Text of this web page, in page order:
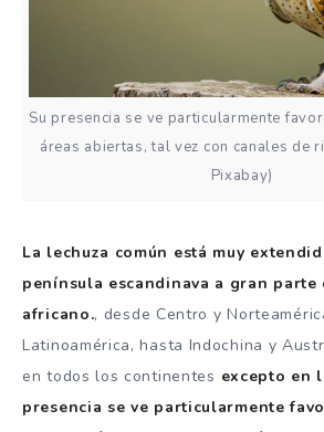
Su presencia se ve particularmente
áreas abiertas, tal vez con canales de
Pixabay)
La lechuza común está muy
península escandinava a gran
africano., desde Centro y
Latinoamérica, hasta Indochina y
en todos los continentes excepto en
presencia se ve particularmente